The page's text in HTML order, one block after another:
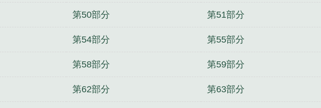
第50部分 第51部分
第54部分 第55部分
第58部分 第59部分
第62部分 第63部分